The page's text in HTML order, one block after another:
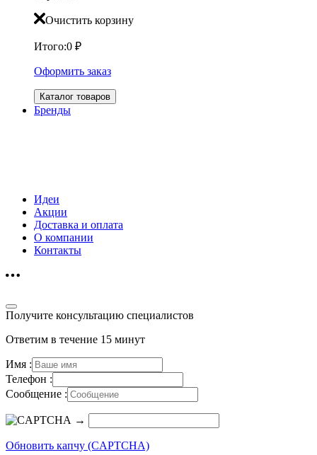
Очистить корзину
Итого:0 ₽
Оформить заказ
Каталог товаров
Бренды
Идеи
Акции
Доставка и оплата
О компании
Контакты
Получите консультацию специалистов
Ответим в течение 15 минут
Имя :
Телефон :
Сообщение :
→
Обновить капчу (CAPTCHA)